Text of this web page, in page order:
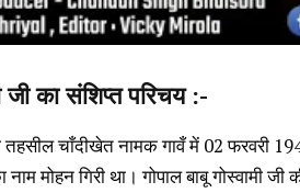
जी का संशिप्त परिचय :-
तहसील चाँदीखेत नामक गावँ में 02 फरवरी
मोहन गिरी था। गोपाल बाबू गोस्वामी जी